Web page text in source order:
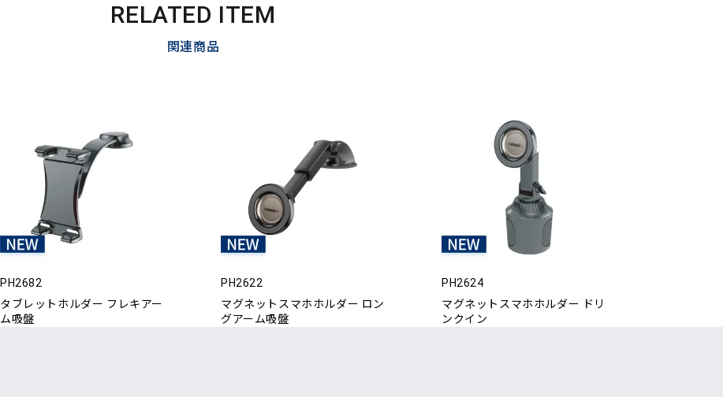
RELATED ITEM
関連商品
PH2682
タブレットホルダー フレキアー
ム吸盤
PH2622
マグネットスマホホルダー ロン
グアーム吸盤
PH2624
マグネットスマホホルダー ドリ
ンクイン